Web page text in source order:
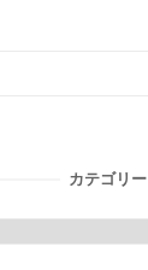
カテゴリー